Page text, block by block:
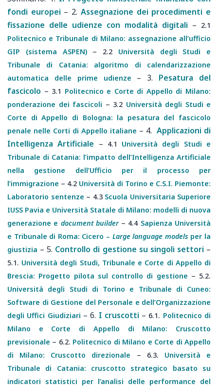
fondi europei – 2. Assegnazione dei procedimenti e
fissazione delle udienze con modalità digitali – 2.1
Politecnico e Tribunale di Milano: assegnazione all’ufficio
GIP (sistema ASPEN)
– 2.2
Università degli Studi e
Tribunale di Catania: algoritmo di calendarizzazione
automatica delle prime udienze
– 3.
Pesatura del
fascicolo – 3.1 Politecnico e Corte di Appello di Milano:
ponderazione dei fascicoli – 3.2 Università degli Studi e
Corte di Appello di Bologna: la pesatura del fascicolo
penale nelle Corti di Appello italiane – 4. Applicazioni di
Intelligenza Artificiale – 4.1
Università degli Studi e
Tribunale di Catania: l’impatto dell’Intelligenza Artificiale
nella gestione dell’Ufficio per il processo per
l’immigrazione – 4.2 Università di Torino e C.S.I. Piemonte:
Laboratorio sentenze – 4.3 Scuola Universitaria Superiore
IUSS Pavia e Università Statale di Milano: modelli di nuova
generazione e document builder – 4.4 Sapienza Università
e Tribunale di Roma: Cicero – Large language modelsper la
giustizia – 5. Controllo di gestione su singoli settori –
5.1. Università degli Studi, Tribunale e Corte di Appello di
Brescia: Progetto pilota sul controllo di gestione – 5.2.
Università degli Studi di Torino e Tribunale di Cuneo:
Software di Gestione del Personale e dell’Organizzazione
degli Uffici Giudiziari – 6. I cruscotti – 6.1. Politecnico di
Milano e Corte di Appello di Milano: Cruscotto
previsionale – 6.2. Politecnico di Milano e Corte di Appello
di Milano: Cruscotto direzionale
– 6.3.
Università e
Tribunale di Catania: cruscotto strategico basato su
indicatori statistici per l’analisi delle performance del